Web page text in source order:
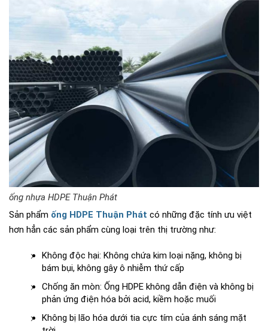
ống nhựa HDPE Thuận Phát
Sản phẩm ống HDPE Thuận Phát có những đặc tính ưu việt
hơn hẳn các sản phẩm cùng loại trên thị trường như:
Không độc hại: Không chứa kim loại nặng, không bị
bám bụi, không gây ô nhiễm thứ cấp
Chống ăn mòn: Ống HDPE không dẫn điện và không bị
phản ứng điện hóa bởi acid, kiềm hoặc muối
Không bị lão hóa dưới tia cực tím của ánh sáng mặt